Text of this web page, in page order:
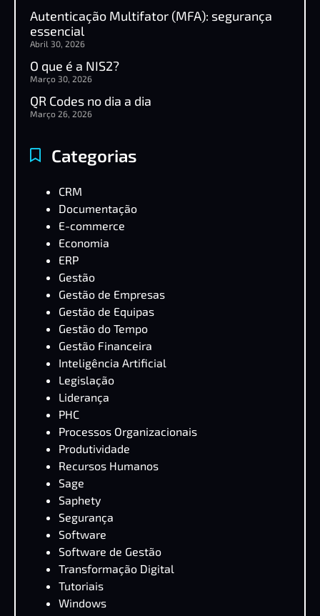
Autenticação Multifator (MFA): segurança
essencial
Abril 30, 2026
O que é a NIS2?
Março 30, 2026
QR Codes no dia a dia
Março 26, 2026
Categorias
CRM
Documentação
E-commerce
Economia
ERP
Gestão
Gestão de Empresas
Gestão de Equipas
Gestão do Tempo
Gestão Financeira
Inteligência Artificial
Legislação
Liderança
PHC
Processos Organizacionais
Produtividade
Recursos Humanos
Sage
Saphety
Segurança
Software
Software de Gestão
Transformação Digital
Tutoriais
Windows